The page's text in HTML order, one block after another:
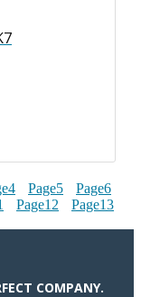
4 Page5 Page6
Page12 Page13
COMPANY.